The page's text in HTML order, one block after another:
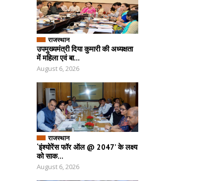
राजस्थान
उपमुख्यमंत्री दिया कुमारी की अध्यक्षता
में महिला एवं बा...
August 6, 2026
राजस्थान
‘इंश्योरेंस फॉर ऑल @ 2047’ के लक्ष्य
को साक...
August 6, 2026